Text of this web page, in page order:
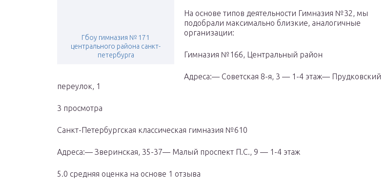
Гбоу гимназия № 171
центрального района санкт-
петербурга
На основе типов деятельности Гимназия №32, мы
подобрали максимально близкие, аналогичные
организации:
Гимназия №166, Центральный район
Адреса:— Советская 8-я, 3 — 1-4 этаж— Прудковский
переулок, 1
3 просмотра
Санкт-Петербургская классическая гимназия №610
Адреса:— Зверинская, 35-37— Малый проспект П.С., 9 — 1-4 этаж
5.0 cредняя оценка на основе 1 отзыва